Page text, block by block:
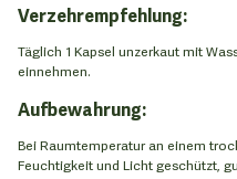
Verzehrempfehlung:
Täglich 1 Kapsel unzerkaut mit
einnehmen.
Aufbewahrung:
Bei Raumtemperatur an einem
Feuchtigkeit und Licht geschützt,